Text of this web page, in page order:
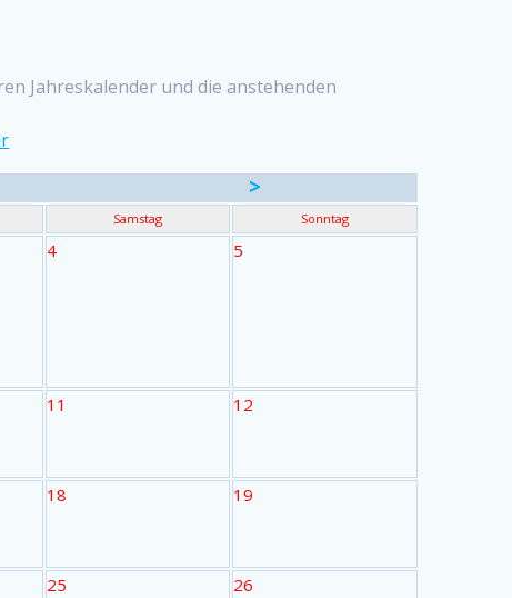
Jahreskalender und die anstehenden
>
Samstag Sonntag
4 5
11 12
18 19
25 26